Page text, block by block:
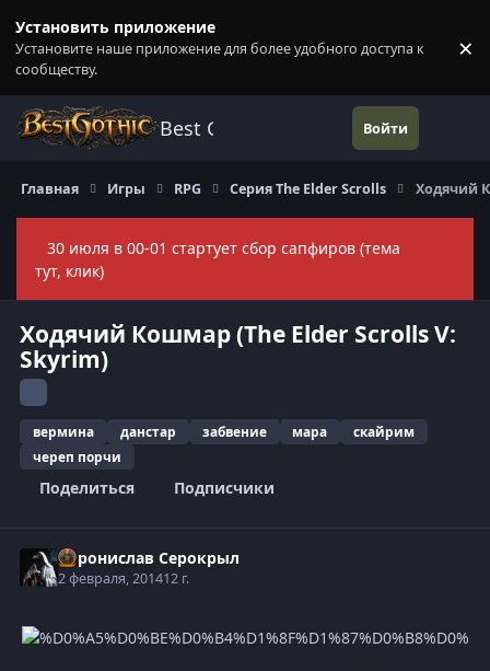
Установить приложение
Установите наше приложение для более удобного доступа к
сообществу.
×
Best Gothic Forums Войти
Главная Игры RPG Серия The Elder Scrolls Ходячий
30 июля в 00-01 стартует сбор сапфиров (тема
тут, клик)
Ходячий Кошмар (The Elder Scrolls V:
Skyrim)
вермина данстар забвение мара
скайрим
череп порчи
Поделиться Подписчики
Воронислав Серокрыл
2 февраля, 201412 г.